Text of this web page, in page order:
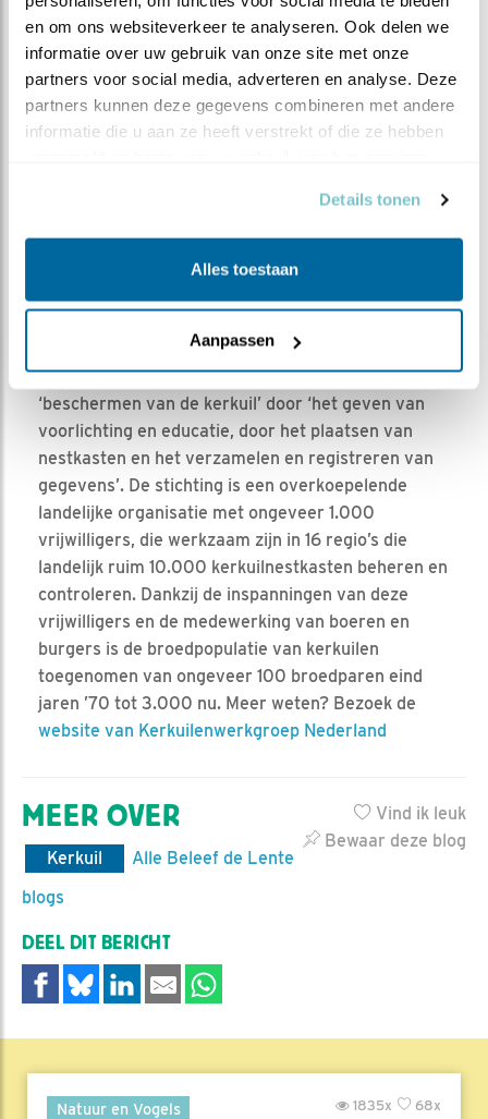
en om ons websiteverkeer te analyseren. Ook delen we
informatie over uw gebruik van onze site met onze
partners voor social media, adverteren en analyse. Deze
partners kunnen deze gegevens combineren met andere
informatie die u aan ze heeft verstrekt of die ze hebben
Details tonen
Alles toestaan
Aanpassen
De stichting Kerkuilenwerkgroep heeft tot doel het
‘beschermen van de kerkuil’ door ‘het geven van
voorlichting en educatie, door het plaatsen van
nestkasten en het verzamelen en registreren van
gegevens’. De stichting is een overkoepelende
landelijke organisatie met ongeveer 1.000
vrijwilligers, die werkzaam zijn in 16 regio’s die
landelijk ruim 10.000 kerkuilnestkasten beheren en
controleren. Dankzij de inspanningen van deze
vrijwilligers en de medewerking van boeren en
burgers is de broedpopulatie van kerkuilen
toegenomen van ongeveer 100 broedparen eind
jaren ’70 tot 3.000 nu. Meer weten? Bezoek de
website van Kerkuilenwerkgroep Nederland
Vind ik leuk
Bewaar deze blog
MEER OVER
Kerkuil
Alle Beleef de Lente
blogs
DEEL DIT BERICHT
Natuur en Vogels 68x
1835x